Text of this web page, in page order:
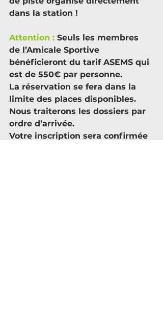
dans la station !
Attention : Seuls les membres
de l’Amicale Sportive
bénéficieront du tarif ASEMS qui
est de 550€ par personne.
La réservation se fera dans la
limite des places disponibles.
Nous traiterons les dossiers par
ordre d’arrivée.
Votre inscription sera confirmée